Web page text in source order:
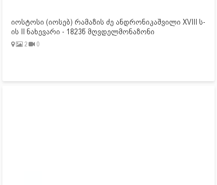
იოსტოსი (იოსებ) რამაზის ძე ანდრონიკაშვილი XVIII ს-
ის II ნახევარი - 1823წ მღვდელმონაზონი
2 0